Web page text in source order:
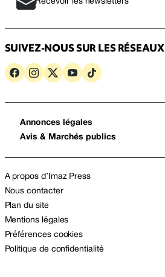
SUIVEZ-NOUS SUR LES RÉSEAUX
Annonces légales
Avis & Marchés publics
A propos d’Imaz Press
Nous contacter
Plan du site
Mentions légales
Préférences cookies
Politique de confidentialité